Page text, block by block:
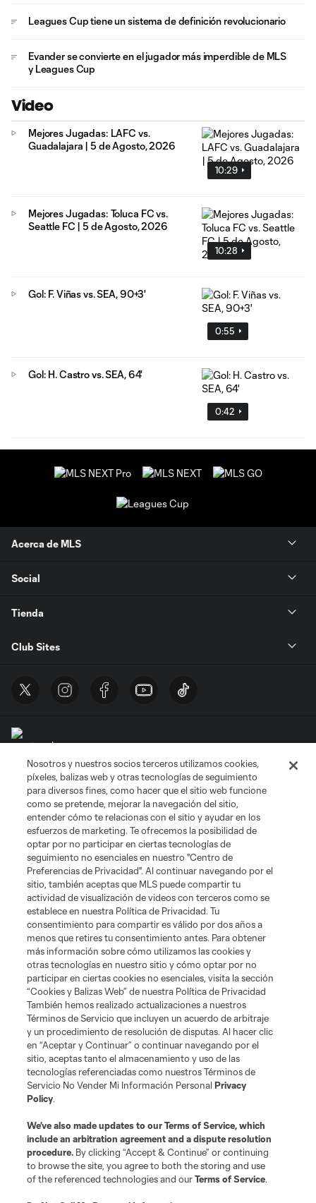
Leagues Cup tiene un sistema de definición revolucionario
Evander se convierte en el jugador más imperdible de MLS
y Leagues Cup
Video
10:29
Mejores Jugadas: LAFC vs.
Guadalajara | 5 de Agosto, 2026
10:28
Mejores Jugadas: Toluca FC vs.
Seattle FC | 5 de Agosto, 2026
0:55
Gol: F. Viñas vs. SEA, 90+3'
0:42
Gol: H. Castro vs. SEA, 64'
Acerca de MLS
Social
Tienda
Club Sites
Términos de servicio Política de privacidad
No vender mi información
Cookies Settings
©2026 MLS. El nombre y escudo de la Major League Soccer y MLS son
marcas registradas de League Soccer, L.L.C. (“MLS”). Los nombres y logos
de los equipos de la MLS están registrados y son marcas bajo ley común
de la MLS o son usadas con el permiso de sus propietarios. Uso
desautorizado está prohibido.
Nosotros y nuestros socios terceros utilizamos cookies,
píxeles, balizas web y otras tecnologías de seguimiento
para diversos fines, como hacer que el sitio web funcione
como se pretende, mejorar la navegación del sitio,
entender cómo te relacionas con el sitio y ayudar en los
esfuerzos de marketing. Te ofrecemos la posibilidad de
optar por no participar en ciertas tecnologías de
seguimiento no esenciales en nuestro "Centro de
Preferencias de Privacidad". Al continuar navegando por el
sitio, también aceptas que MLS puede compartir tu
actividad de visualización de videos con terceros como se
establece en nuestra Política de Privacidad. Tu
consentimiento para compartir es válido por dos años a
menos que retires tu consentimiento antes. Para obtener
más información sobre cómo utilizamos las cookies y
otras tecnologías en nuestro sitio y cómo optar por no
participar en ciertas cookies no esenciales, visita la sección
“Cookies y Balizas Web” de nuestra Política de Privacidad
También hemos realizado actualizaciones a nuestros
Términos de Servicio que incluyen un acuerdo de arbitraje
y un procedimiento de resolución de disputas. Al hacer clic
en “Aceptar y Continuar” o continuar navegando por el
sitio, aceptas tanto el almacenamiento y uso de las
tecnologías referenciadas como nuestros Términos de
Servicio No Vender Mi Información PersonalPrivacy
Policy.
We’ve also made updates to ourTerms of Service, which
include an arbitration agreement and a dispute resolution
procedure. By clicking “Accept & Continue” or continuing
to browse the site, you agree to both the storing and use
of the referenced technologies and ourTerms of Service.